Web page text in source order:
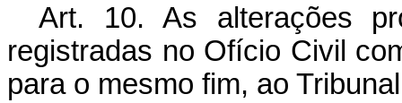
Art. 10. As alterações
registradas no Ofício Civil
para o mesmo fim, ao